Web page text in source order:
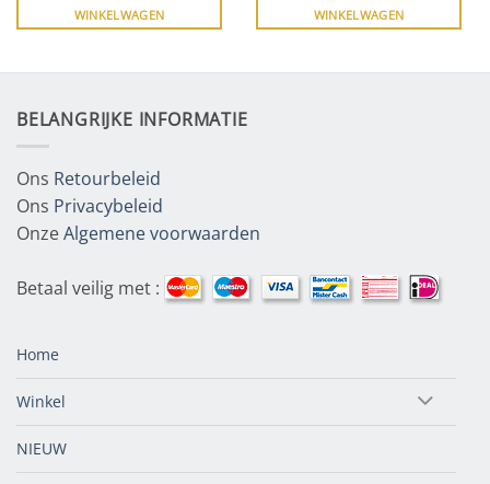
WINKELWAGEN
WINKELWAGEN
BELANGRIJKE INFORMATIE
Ons Retourbeleid
Ons Privacybeleid
OnzeAlgemene voorwaarden
Betaal veilig met :
Home
Winkel
NIEUW